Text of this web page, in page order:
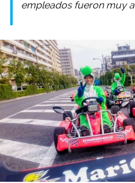
empleados fueron muy